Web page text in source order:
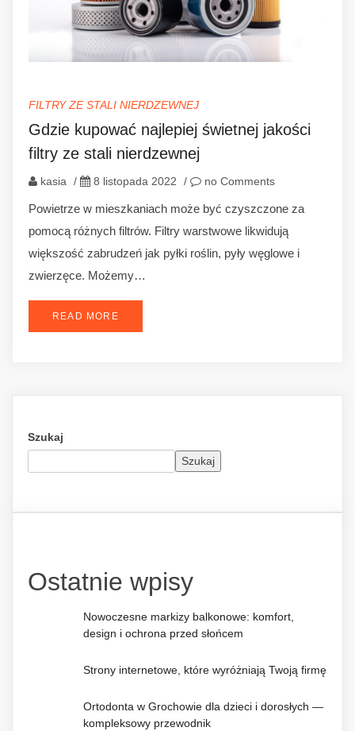
FILTRY ZE STALI NIERDZEWNEJ
Gdzie kupować najlepiej świetnej jakości
filtry ze stali nierdzewnej
kasia / 8 listopada 2022 / no Comments
Powietrze w mieszkaniach może być czyszczone za
pomocą różnych filtrów. Filtry warstwowe likwidują
większość zabrudzeń jak pyłki roślin, pyły węglowe i
zwierzęce. Możemy…
READ MORE
Szukaj
Szukaj
Ostatnie wpisy
Nowoczesne markizy balkonowe: komfort,
design i ochrona przed słońcem
Strony internetowe, które wyróżniają Twoją firmę
Ortodonta w Grochowie dla dzieci i dorosłych —
kompleksowy przewodnik